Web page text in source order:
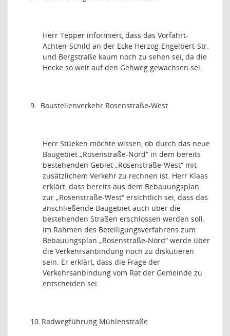
Herr Tepper informiert, dass das Vorfahrt-
Achten-Schild an der Ecke Herzog-Engelbert-Str.
und Bergstraße kaum noch zu sehen sei, da die
Hecke so weit auf den Gehweg gewachsen sei.
9. Baustellenverkehr Rosenstraße-West
Herr Stüeken möchte wissen, ob durch das neue
Baugebiet „Rosenstraße-Nord“ in dem bereits
bestehenden Gebiet „Rosenstraße-West“ mit
zusätzlichem Verkehr zu rechnen ist. Herr Klaas
erklärt, dass bereits aus dem Bebauungsplan
zur „Rosenstraße-West“ ersichtlich sei, dass das
anschließende Baugebiet auch über die
bestehenden Straßen erschlossen werden soll.
Im Rahmen des Beteiligungsverfahrens zum
Bebauungsplan „Rosenstraße-Nord“ werde über
die Verkehrsanbindung noch zu diskutieren
sein. Er erklärt, dass die Frage der
Verkehrsanbindung vom Rat der Gemeinde zu
entscheiden sei.
10. Radwegführung Mühlenstraße